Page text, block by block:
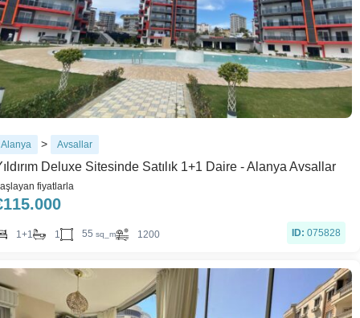
Alanya > Avsallar
Deluxe Sitesinde Satılık 1+1 Daire - Alanya Avsallar
fiyatlarla
115.000
1+1 1 55 sq_m 1200 ID: 075828